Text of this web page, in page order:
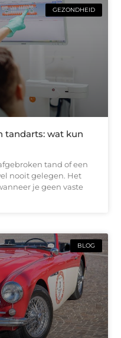
GEZONDHEID
tandarts: wat kun
tand of een
nooit gelegen. Het
je geen vaste
BLOG